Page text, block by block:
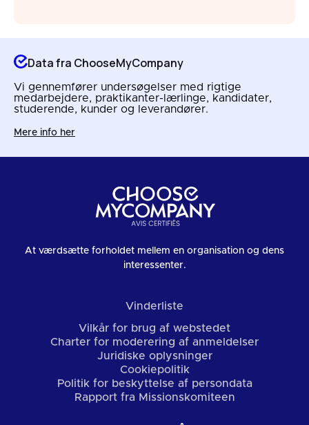
Data fra ChooseMyCompany
Vi gennemfører undersøgelser med rigtige
medarbejdere, praktikanter-lærlinge, kandidater,
studerende, kunder og leverandører.
Mere info her
At værdsætte forholdet mellem en organisation og dens
interessenter.
Vinderliste
Vilkår for brug af webstedet
Charter for moderering af anmeldelser
Juridiske oplysninger
Cookiepolitik
Politik for beskyttelse af persondata
Rapport fra Missionskomiteen